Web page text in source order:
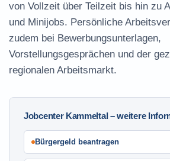
von Vollzeit über Teilzeit bis hin zu
und Minijobs. Persönliche
zudem bei Bewerbungsunterlagen,
Vorstellungsgesprächen und der
regionalen Arbeitsmarkt.
Jobcenter Kammeltal – weitere
Bürgergeld beantragen